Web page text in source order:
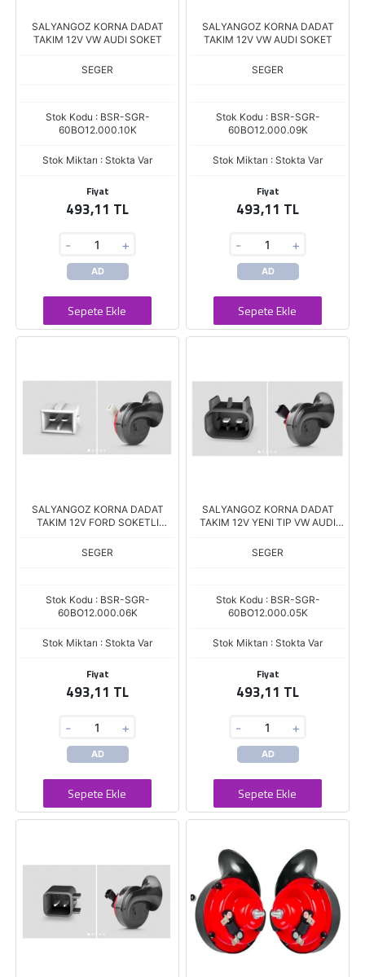
SALYANGOZ KORNA DADAT
TAKIM 12V VW AUDI SOKET
SEGER
Stok Kodu : BSR-SGR-
60BO12.000.10K
Stok Miktarı : Stokta Var
Fiyat
493,11 TL
- +
AD
Sepete Ekle
SALYANGOZ KORNA DADAT
TAKIM 12V VW AUDI SOKET
SEGER
Stok Kodu : BSR-SGR-
60BO12.000.09K
Stok Miktarı : Stokta Var
Fiyat
493,11 TL
- +
AD
Sepete Ekle
SALYANGOZ KORNA DADAT
TAKIM 12V FORD SOKETLI
SEGER
Stok Kodu : BSR-SGR-
60BO12.000.06K
Stok Miktarı : Stokta Var
Fiyat
493,11 TL
- +
AD
Sepete Ekle
SALYANGOZ KORNA DADAT
TAKIM 12V YENI TIP VW AUDI
SEGER
Stok Kodu : BSR-SGR-
60BO12.000.05K
Stok Miktarı : Stokta Var
Fiyat
493,11 TL
- +
AD
Sepete Ekle